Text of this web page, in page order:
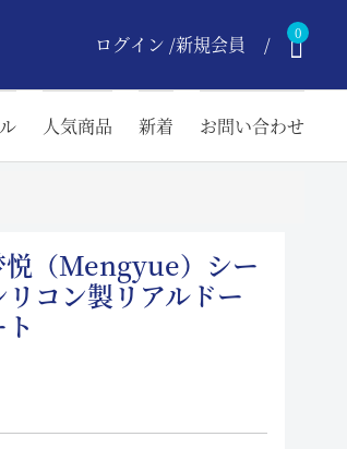
ログイン /新規会員 0
人気商品 新着 お問い合わせ
（Mengyue）シー
コン製リアルドー